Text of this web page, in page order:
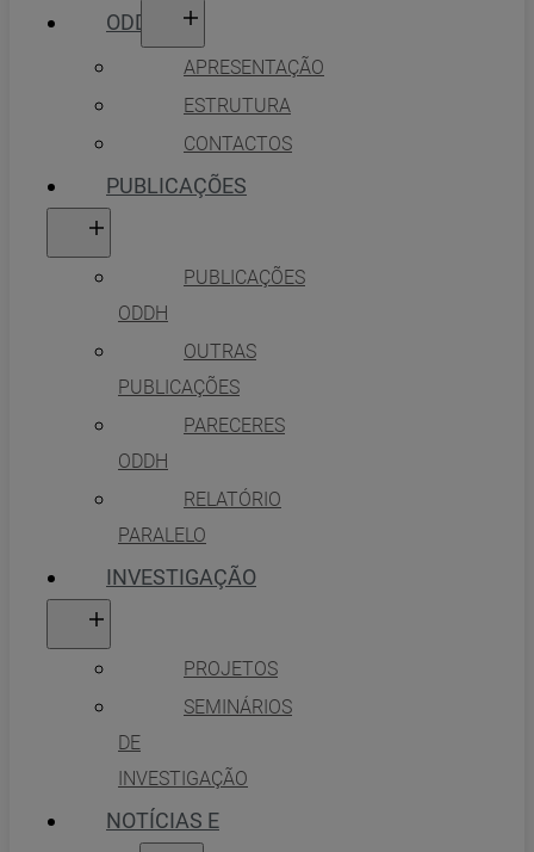
ODDH
APRESENTAÇÃO
ESTRUTURA
CONTACTOS
PUBLICAÇÕES
PUBLICAÇÕES
ODDH
OUTRAS
PUBLICAÇÕES
PARECERES
ODDH
RELATÓRIO
PARALELO
INVESTIGAÇÃO
PROJETOS
SEMINÁRIOS
DE
INVESTIGAÇÃO
NOTÍCIAS E